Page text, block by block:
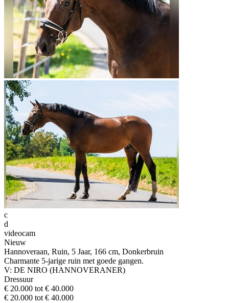
c
d
videocam
Nieuw
Hannoveraan, Ruin, 5 Jaar, 166 cm, Donkerbruin
Charmante 5-jarige ruin met goede gangen.
V: DE NIRO (HANNOVERANER)
Dressuur
€ 20.000 tot € 40.000
€ 20.000 tot € 40.000